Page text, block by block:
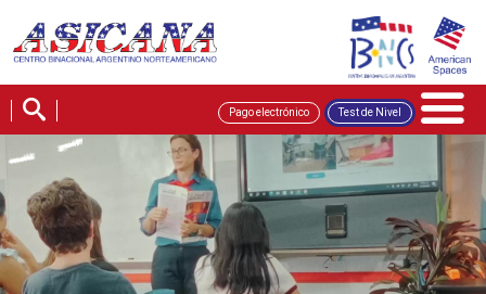
Test de Nivel
Pago electrónico